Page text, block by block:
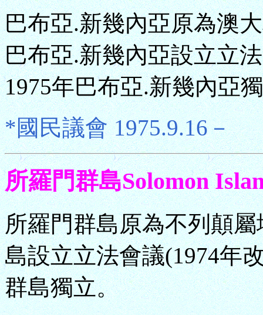
巴布亞.新幾內亞原為澳
巴布亞.新幾內亞設立立
1975年巴布亞.新幾內亞
*國民議會 1975.9.16－
所羅門群島Solomon
所羅門群島原為不列顛
島設立立法會議(1974年
群島獨立。